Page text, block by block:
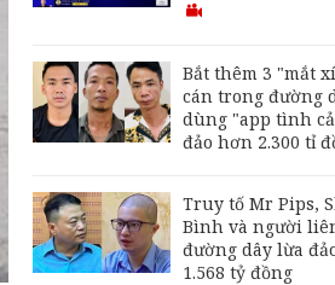
Bắt thêm 3 "mắt
cán trong đường
dùng "app tình
đảo hơn 2.300 tỉ
Truy tố Mr Pips,
Bình và người
đường dây lừa
1.568 tỷ đồng